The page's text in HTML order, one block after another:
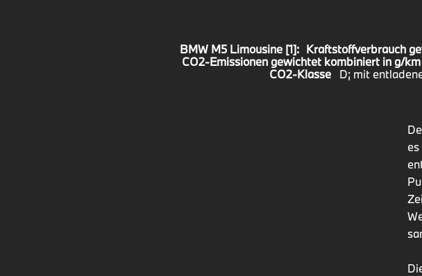
BMW M5 Limousine [1]: Kraftstoffverbrauch
CO2-Emissionen gewichtet kombiniert in g/km
CO2-Klasse
D; mit